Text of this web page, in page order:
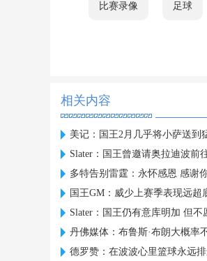
比赛录像 足球
相关内容
美记：国王2月几乎将小萨送到
Slater：国王曾邀请奥拉迪波前
多特告别雷霆：永怀感恩 感谢
国王GM：威少上赛季表现远
Slater：国王仍有意库明加 但
丹佛媒体：布鲁斯·布朗大概率
德罗赞：在波波心里篮球永远